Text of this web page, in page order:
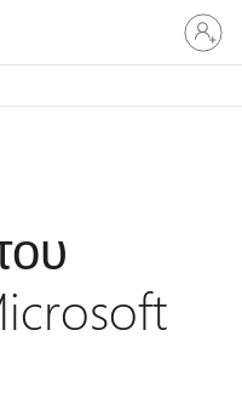
Είσοδος
στον